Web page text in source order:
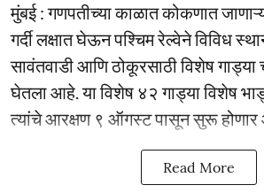
मुंबई : गणपतीच्या काळात कोकणात
गर्दी लक्षात घेऊन पश्चिम रेल्वेने विविध
सावंतवाडी आणि ठोकूरसाठी विशेष गाड्या
घेतला आहे. या विशेष ४२ गाड्या विशेष
त्यांचे आरक्षण ९ ऑगस्ट पासून सुरू
Read More